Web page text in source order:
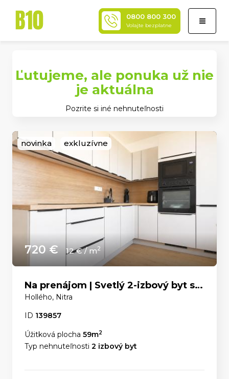
Toggle
0800 800 300
Volajte bezplatne
Ľutujeme, ale ponuka už nie
je aktuálna
Pozrite si iné nehnuteľnosti
novinka exkluzívne
720 € 12 € / m2
Na prenájom | Svetlý 2-izbový byt s panoramatickým výhľadom v centre Nitry
Hollého, Nitra
ID 139857
Úžitková plocha 59m2
Typ nehnuteľnosti 2 izbový byt